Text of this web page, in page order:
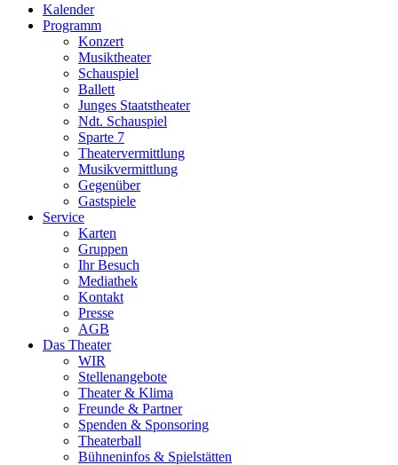
Kalender
Programm
Konzert
Musiktheater
Schauspiel
Ballett
Junges Staatstheater
Ndt. Schauspiel
Sparte 7
Theatervermittlung
Musikvermittlung
Gegenüber
Gastspiele
Service
Karten
Gruppen
Ihr Besuch
Mediathek
Kontakt
Presse
AGB
Das Theater
WIR
Stellenangebote
Theater & Klima
Freunde & Partner
Spenden & Sponsoring
Theaterball
Bühneninfos & Spielstätten